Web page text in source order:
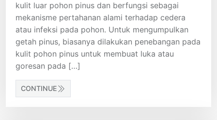
kulit luar pohon pinus dan berfungsi sebagai
mekanisme pertahanan alami terhadap cedera
atau infeksi pada pohon. Untuk mengumpulkan
getah pinus, biasanya dilakukan penebangan pada
kulit pohon pinus untuk membuat luka atau
goresan pada […]
CONTINUE